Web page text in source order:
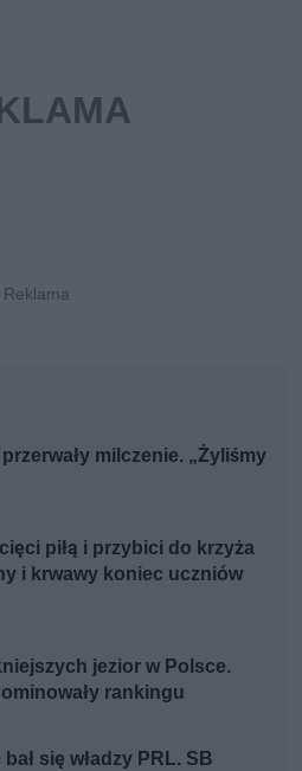
milczenie. „Żyliśmy
piłą i przybici do krzyża
i krwawy koniec uczniów
jezior w Polsce.
rankingu
się władzy PRL. SB